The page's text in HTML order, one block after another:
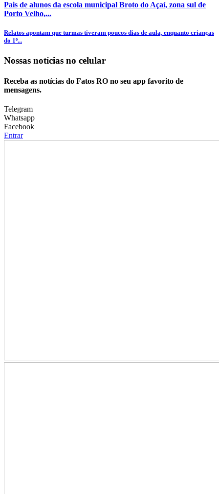
Pais de alunos da escola municipal Broto do Açaí, zona sul de
Porto Velho,...
Relatos apontam que turmas tiveram poucos dias de aula, enquanto crianças
do 1º...
Nossas notícias no celular
Receba as notícias do Fatos RO no seu app favorito de
mensagens.
Telegram
Whatsapp
Facebook
Entrar